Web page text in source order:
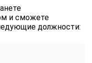
и сможете
должности: